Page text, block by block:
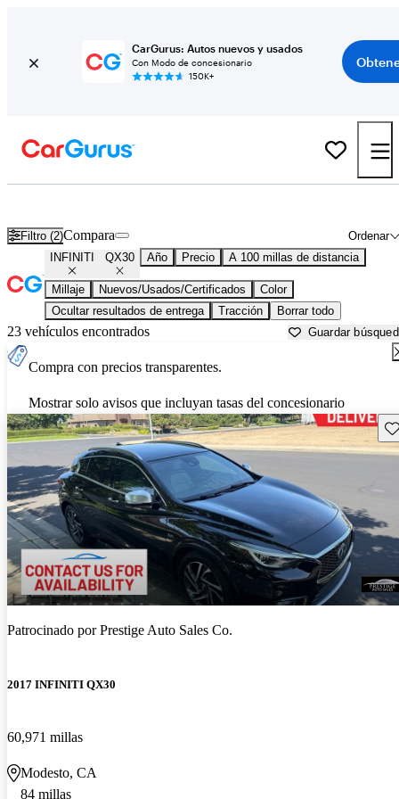
CarGurus: Autos nuevos y usados
Con Modo de concesionario
150K+
Filtro (2) Ordenar
Compara
INFINITI QX30 Año Precio A 100 millas de distancia
Millaje Nuevos/Usados/Certificados
Color
Ocultar resultados de entrega
Tracción Borrar todo
23 vehículos encontrados Guardar
Compra con precios transparentes.
Mostrar solo avisos que incluyan tasas del concesionario
Patrocinado porPrestige Auto Sales Co.
2017 INFINITI QX30
60,971 millas
Modesto, CA
84 millas